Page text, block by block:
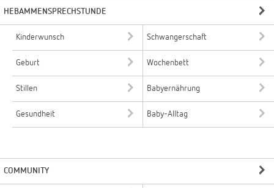
HEBAMMENSPRECHSTUNDE
Kinderwunsch Schwangerschaft
Geburt Wochenbett
Stillen Babyernährung
Gesundheit Baby-Alltag
COMMUNITY